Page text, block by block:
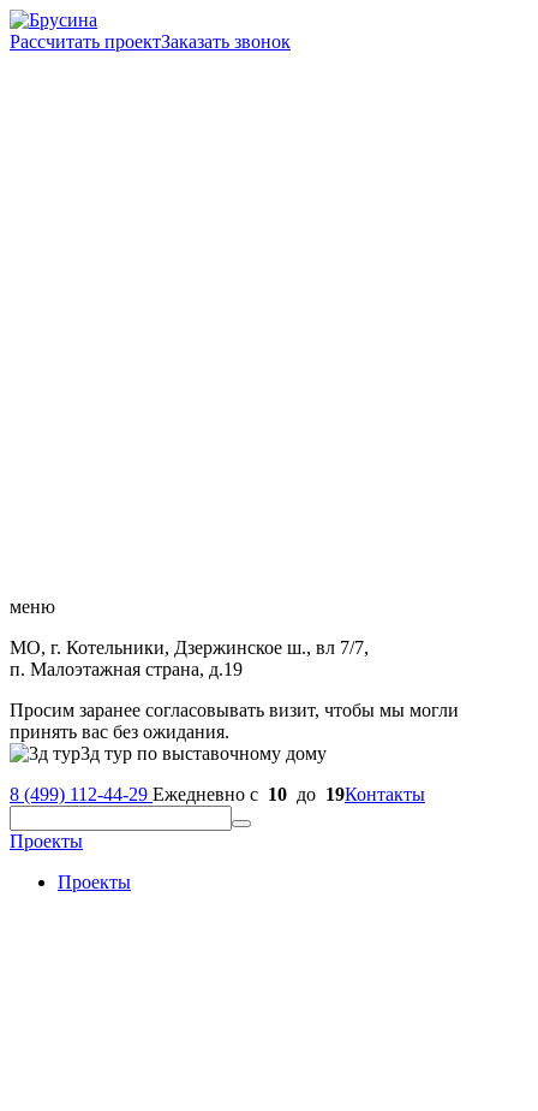
Рассчитать проектЗаказать звонок
меню
МО, г. Котельники, Дзержинское ш., вл 7/7,
п. Малоэтажная страна, д.19
Просим заранее согласовывать визит, чтобы мы могли
принять вас без ожидания.
3д тур по выставочному дому
8 (499) 112-44-29 Ежедневно с 10 до 19Контакты
Проекты
Проекты